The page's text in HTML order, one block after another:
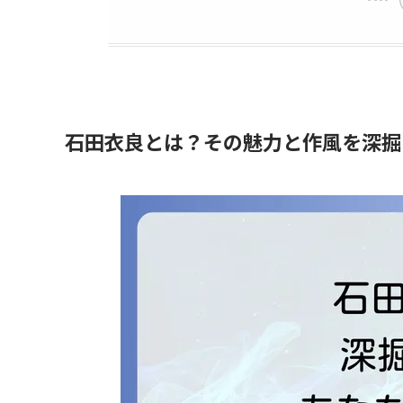
石田衣良とは？その魅力と作風を深